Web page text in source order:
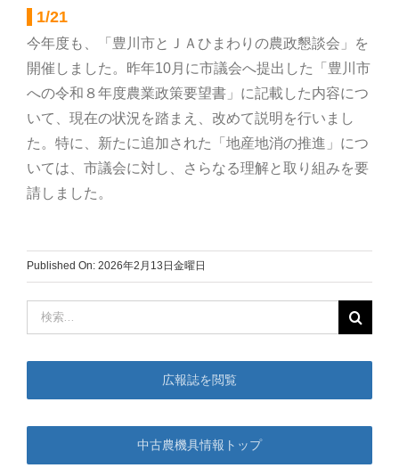
総合集出荷センター
営農資材センター
農機センター
生産履歴WEBシステム
くらし
1/21
今年度も、「豊川市とＪＡひまわりの農政懇談会」を
開催しました。昨年10月に市議会へ提出した「豊川市
への令和８年度農業政策要望書」に記載した内容につ
いて、現在の状況を踏まえ、改めて説明を行いまし
た。特に、新たに追加された「地産地消の推進」につ
いては、市議会に対し、さらなる理解と取り組みを要
請しました。
Published On: 2026年2月13日金曜日
索
…
広報誌を閲覧
中古農機具情報トップ